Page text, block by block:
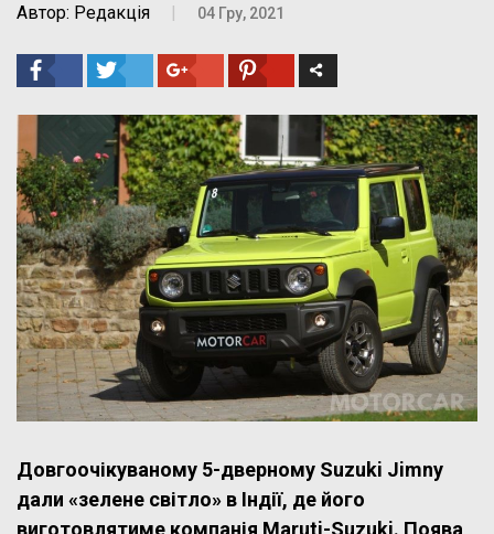
Автор: Редакція | 04 Гру, 2021
Довгоочікуваному 5-дверному Suzuki Jimny
дали «зелене світло» в Індії, де його
виготовлятиме компанія Maruti-Suzuki. Поява